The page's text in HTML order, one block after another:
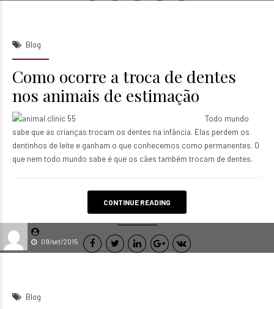
09/set/2015
Blog
Como ocorre a troca de dentes
nos animais de estimação
Todo mundo
sabe que as crianças trocam os dentes na infância. Elas perdem os
dentinhos de leite e ganham o que conhecemos como permanentes. O
que nem todo mundo sabe é que os cães também trocam de dentes.
CONTINUE READING
Blog